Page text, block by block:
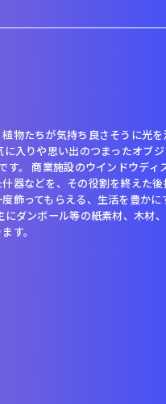
物たちが気持ち良さそうに光を
入りや思い出のつまったオブ
す。 商業施設のウインドウディ
器などを、その役割を終えた
飾ってもらえる、生活を豊かに
にダンボール等の紙素材、木材
す。